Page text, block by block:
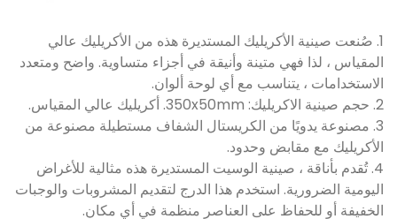
1. صُنعت صينية الأكريليك المستديرة هذه من الأكريليك عالي
المقياس ، لذا فهي متينة وأنيقة في أجزاء متساوية. واضح ومتعدد
الاستخدامات ، يتناسب مع أي لوحة ألوان.
2. حجم صينية الاكريليك: 350x50mm. أكريليك عالي المقياس.
3. مصنوعة يدويًا من الكريستال الشفاف مستطيلة مصنوعة من
الأكريليك مع مقابض وحدود.
4. تُقدم بأناقة ، صينية الوسيت المستديرة هذه مثالية للأغراض
اليومية الضرورية. استخدم هذا الدرج لتقديم المشروبات والوجبات
الخفيفة أو للحفاظ على العناصر منظمة في أي مكان.